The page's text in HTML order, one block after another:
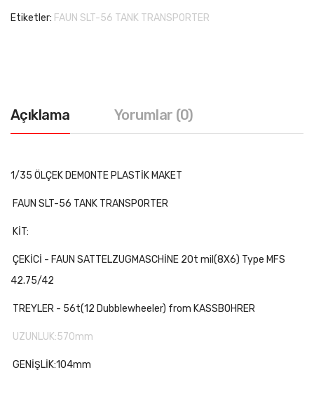
Etiketler: FAUN SLT-56 TANK TRANSPORTER
Açıklama Yorumlar (0)
1/35 ÖLÇEK DEMONTE PLASTİK MAKET
FAUN SLT-56 TANK TRANSPORTER
KİT:
ÇEKİCİ - FAUN SATTELZUGMASCHİNE 20t mil(8X6) Type MFS
42.75/42
TREYLER - 56t(12 Dubblewheeler) from KASSBOHRER
UZUNLUK:570mm
GENİŞLİK:104mm